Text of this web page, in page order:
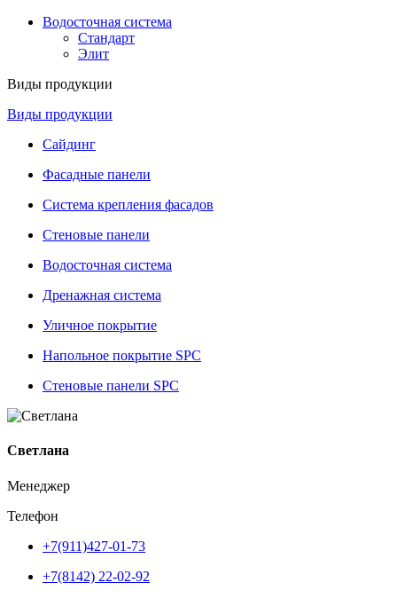
Водосточная система
Стандарт
Элит
Виды продукции
Виды продукции
Сайдинг
Фасадные панели
Система крепления фасадов
Стеновые панели
Водосточная система
Дренажная система
Уличное покрытие
Напольное покрытие SPC
Стеновые панели SPC
Светлана
Менеджер
Телефон
+7(911)427-01-73
+7(8142) 22-02-92